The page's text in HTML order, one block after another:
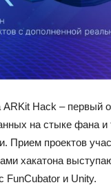
Hack – первый
на стыке фана и
Прием проектов
хакатона
FunCubator и Unity.